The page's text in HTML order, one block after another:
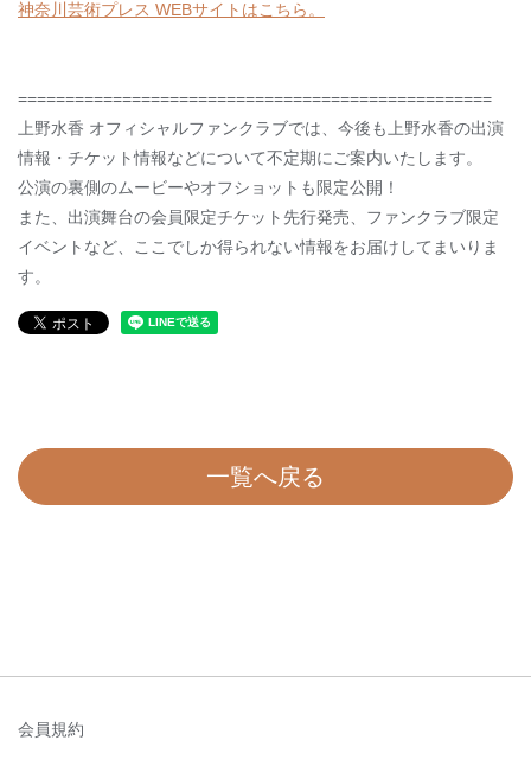
神奈川芸術プレス WEBサイトはこちら。
==================================================
上野水香 オフィシャルファンクラブでは、今後も上野水香の出演
情報・チケット情報などについて不定期にご案内いたします。
公演の裏側のムービーやオフショットも限定公開！
また、出演舞台の会員限定チケット先行発売、ファンクラブ限定
イベントなど、ここでしか得られない情報をお届けしてまいりま
す。
一覧へ戻る
会員規約